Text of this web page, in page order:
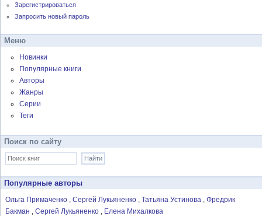
Зарегистрироваться
Запросить новый пароль
Меню
Новинки
Популярные книги
Авторы
Жанры
Серии
Теги
Поиск по сайту
Популярные авторы
Ольга Примаченко Сергей Лукьяненко Татьяна Устинова
Фредрик
Бакман
Сергей Лукьяненко Елена Михалкова